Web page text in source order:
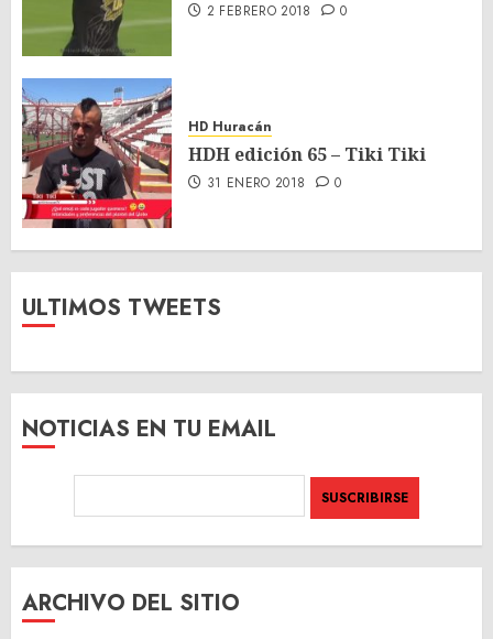
2 FEBRERO 2018 0
HD Huracán
HDH edición 65 – Tiki Tiki
31 ENERO 2018 0
ULTIMOS TWEETS
NOTICIAS EN TU EMAIL
ARCHIVO DEL SITIO